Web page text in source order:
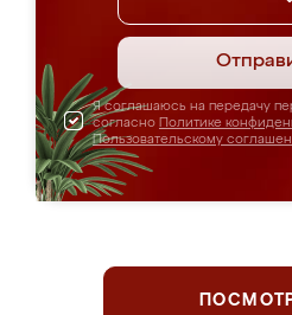
Я соглашаюсь на передачу
согласно Политике
Пользовательскому